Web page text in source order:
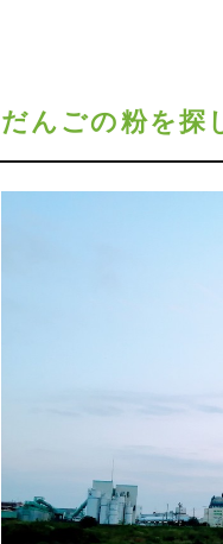
だんごの粉を探